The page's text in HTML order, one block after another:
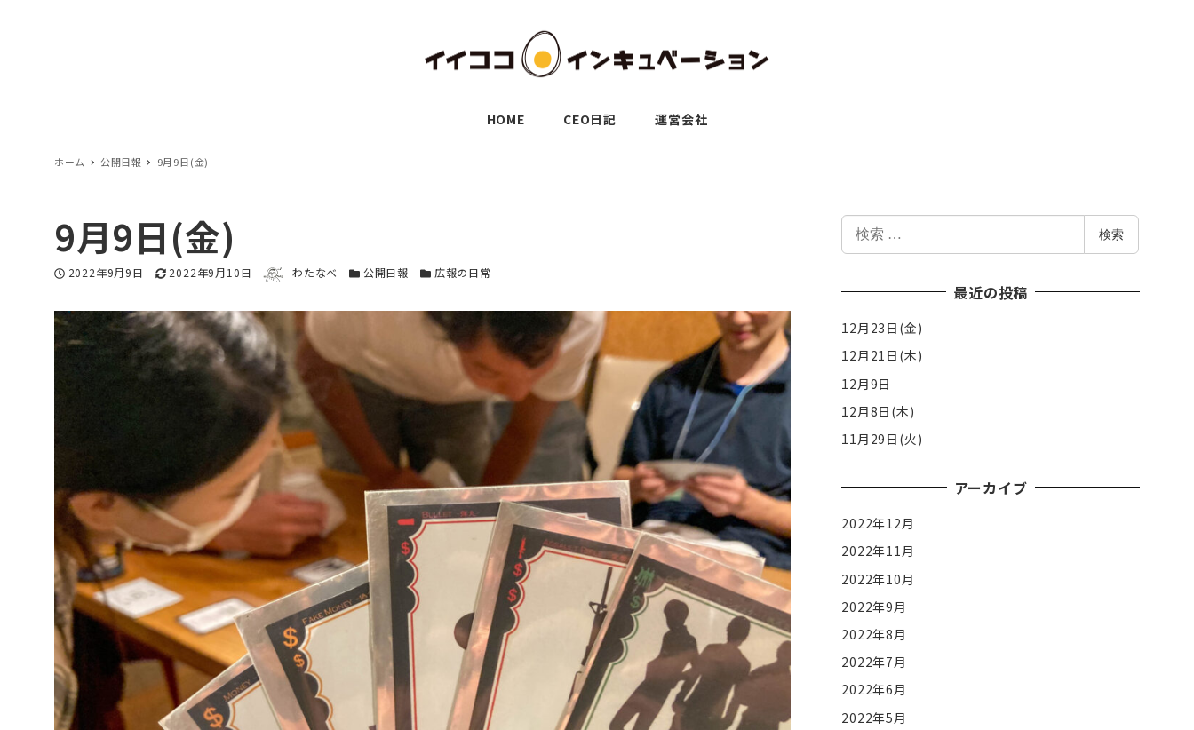
HOME CEO日記 運営会社
ホーム 公開日報 9月9日(金)
9月9日(金)
投稿日
2022年9月9日 更新日
2022年9月10日 著者 わたなべ カテゴリー
公開日報 カテゴリー
広報の日常
索
検索
最近の投稿
12月23日(金)
12月21日(木)
12月9日
12月8日(木)
11月29日(火)
アーカイブ
2022年12月
2022年11月
2022年10月
2022年9月
2022年8月
2022年7月
2022年6月
2022年5月